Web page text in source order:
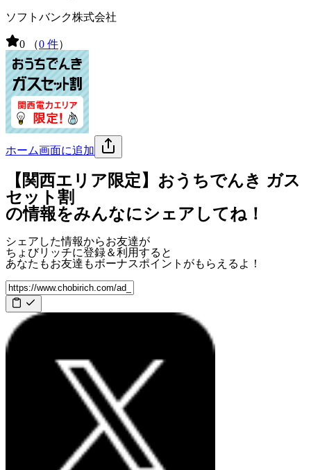
ソフトバンク株式会社
0 （0 件）
ホーム画面に追加
【関西エリア限定】おうちでんき ガス
セット割
の情報をみんなにシェアしてね！
シェアした情報からお友達が
ちょびリッチに登録＆利用すると
あなたもお友達もボーナスポイント がもらえるよ！